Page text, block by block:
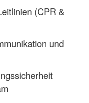
(CPR &
und